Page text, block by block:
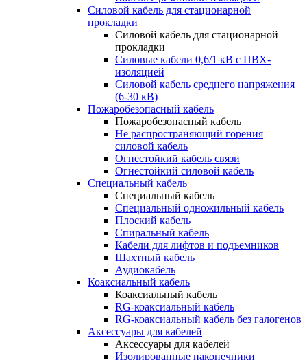
Силовой кабель для стационарной
прокладки
Силовой кабель для стационарной
прокладки
Силовые кабели 0,6/1 кВ с ПВХ-
изоляцией
Силовой кабель среднего напряжения
(6-30 кВ)
Пожаробезопасный кабель
Пожаробезопасный кабель
Не распространяющий горения
силовой кабель
Огнестойкий кабель связи
Огнестойкий силовой кабель
Специальный кабель
Специальный кабель
Специальный одножильный кабель
Плоский кабель
Спиральный кабель
Кабели для лифтов и подъемников
Шахтный кабель
Аудиокабель
Коаксиальный кабель
Коаксиальный кабель
RG-коаксиальный кабель
RG-коаксиальный кабель без галогенов
Аксессуары для кабелей
Аксессуары для кабелей
Изолированные наконечники